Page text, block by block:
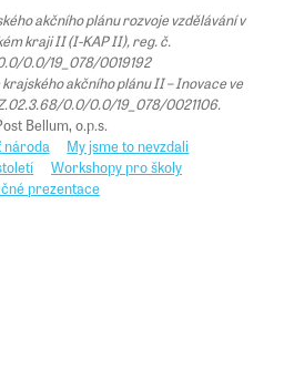
akčního plánu rozvoje vzdělávání v
kraji II (I-KAP II), reg. č.
0.0/19_078/0019192
akčního plánu II – Inovace ve
0.0/0.0/19_078/0021106.
Bellum, o.p.s.
národa
My jsme to nevzdali
Workshopy pro školy
prezentace